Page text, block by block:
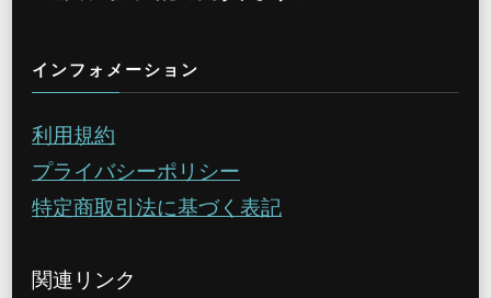
インフォメーション
利用規約
プライバシーポリシー
特定商取引法に基づく表記
関連リンク